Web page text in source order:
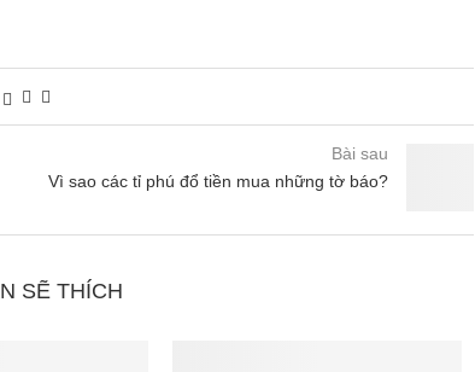
Bài sau
Vì sao các tỉ phú đổ tiền mua những tờ báo?
SẼ THÍCH